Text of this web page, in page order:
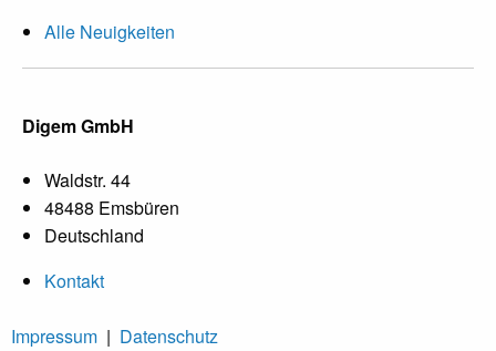
Alle Neuigkeiten
Digem GmbH
Waldstr. 44
48488 Emsbüren
Deutschland
Kontakt
Impressum | Datenschutz